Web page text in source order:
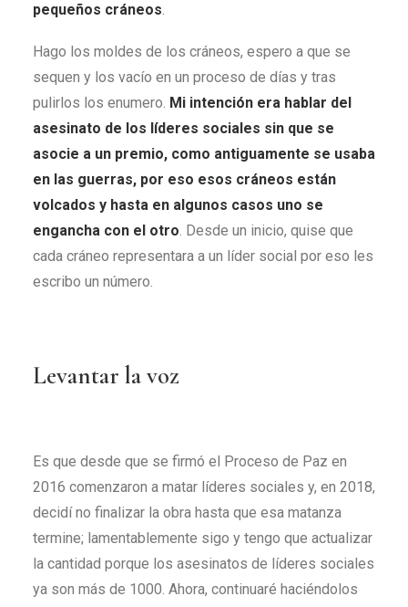
pequeños cráneos.
Hago los moldes de los cráneos, espero a que se
sequen y los vacío en un proceso de días y tras
pulirlos los enumero. Mi intención era hablar del
asesinato de los líderes sociales sin que se
asocie a un premio, como antiguamente se usaba
en las guerras, por eso esos cráneos están
volcados y hasta en algunos casos uno se
engancha con el otro. Desde un inicio, quise que
cada cráneo representara a un líder social por eso les
escribo un número.
Levantar la voz
Es que desde que se firmó el Proceso de Paz en
2016 comenzaron a matar líderes sociales y, en 2018,
decidí no finalizar la obra hasta que esa matanza
termine; lamentablemente sigo y tengo que actualizar
la cantidad porque los asesinatos de líderes sociales
ya son más de 1000. Ahora, continuaré haciéndolos